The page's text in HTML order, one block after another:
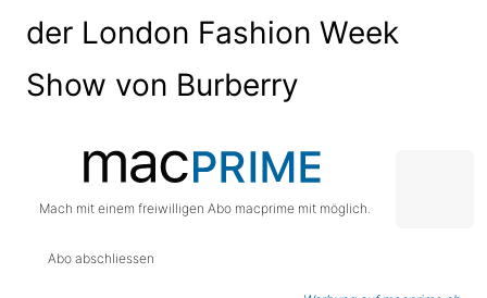
der London Fashion Week
Show von Burberry
Mach mit einem freiwilligen Abo macprime mit möglich.
Abo abschliessen